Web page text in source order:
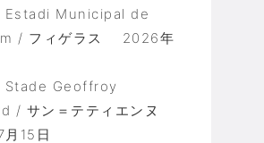
Estadi Municipal de
/ フィゲラス
2026年
Stade Geoffroy
/ サン＝テティエンヌ
15日